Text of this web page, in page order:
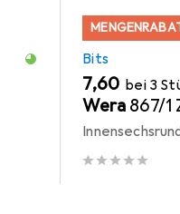
Bits
EUR
7,60 bei 3
Wera 867/1